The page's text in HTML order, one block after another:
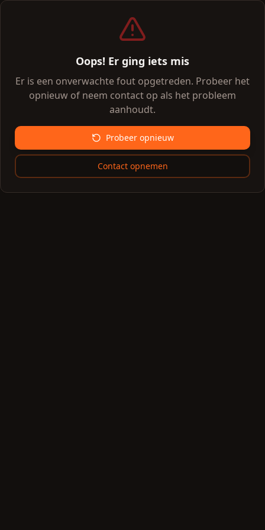
Oops! Er ging iets mis
Er is een onverwachte fout opgetreden. Probeer het
opnieuw of neem contact op als het probleem
aanhoudt.
Probeer opnieuw
Contact opnemen